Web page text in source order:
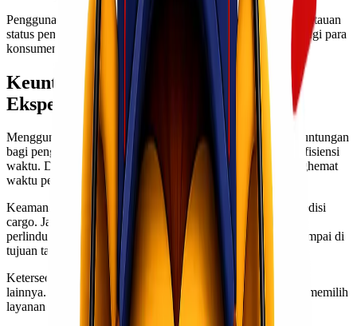
Penggunaan teknologi juga semakin membantu dalam pemantauan
status pengiriman secara real-time, memberikan rasa aman bagi para
konsumen selama proses berlangsung.
Keuntungan Menggunakan Jasa
Ekspedisi Cargo
Menggunakan jasa ekspedisi cargo memberikan banyak keuntungan
bagi pengirim dan penerima barang. Salah satunya adalah efisiensi
waktu. Dengan layanan yang profesional, Anda dapat menghemat
waktu pengiriman dibandingkan jika melakukannya sendiri.
Keamanan barang juga menjadi prioritas utama dalam ekspedisi
cargo. Jasa ini dilengkapi dengan sistem pelacakan dan
perlindungan tambahan untuk memastikan bahwa barang sampai di
tujuan tanpa kerusakan.
Ketersediaan berbagai jenis layanan merupakan nilai tambah
lainnya. Mulai dari pengiriman darat hingga laut, Anda bisa memilih
layanan sesuai kebutuhan dan anggaran yang tersedia.